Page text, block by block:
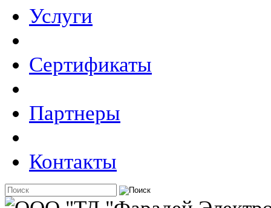
Услуги
Сертификаты
Партнеры
Контакты